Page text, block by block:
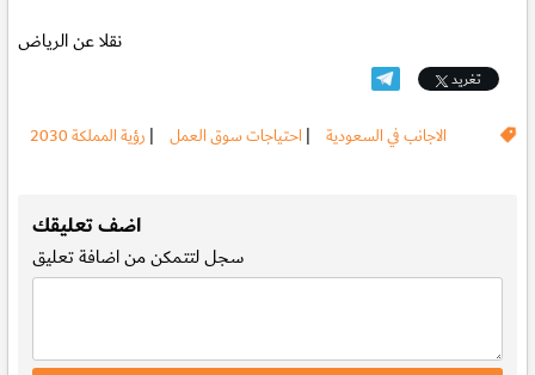
نقلا عن الرياض
تغريد
الاجانب في السعودية | احتياجات سوق العمل | رؤية المملكة 2030
اضف تعليقك
سجللتتمكن من اضافة تعليق